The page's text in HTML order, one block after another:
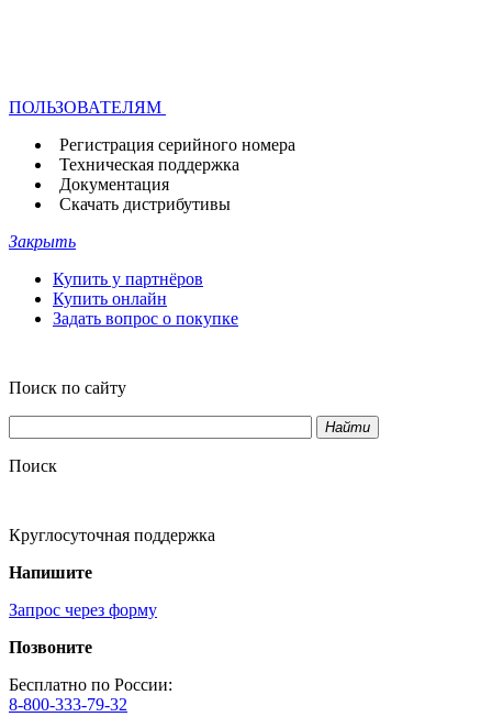
ПОЛЬЗОВАТЕЛЯМ
Регистрация серийного номера
Техническая поддержка
Документация
Скачать дистрибутивы
Закрыть
Купить у партнёров
Купить онлайн
Задать вопрос о покупке
Поиск по сайту
Найти
Поиск
Круглосуточная поддержка
Напишите
Запрос через форму
Позвоните
Бесплатно по России:
8-800-333-79-32